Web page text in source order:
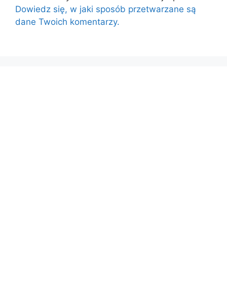
Dowiedz się, w jaki sposób przetwarzane są
dane Twoich komentarzy.